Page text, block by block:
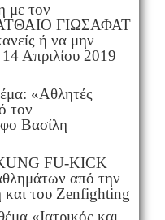
με τον
ΓΙΩΣΑΦΑΤ
ή να μην
Απριλίου 2019
«Αθλητές
τον
Βασίλη
KUNG FU-KICK
από την
και του Zenfighting